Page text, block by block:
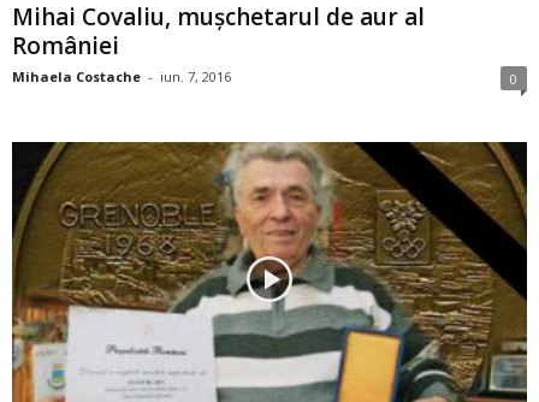
Mihai Covaliu, muşchetarul de aur al
României
Mihaela Costache - iun. 7, 2016 0